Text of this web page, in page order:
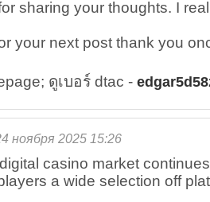
sharing your thoughts. I
your next post thank you
ดูเบอร์ dtac -
ноября 2025 15:26
casino market
a wide selection off